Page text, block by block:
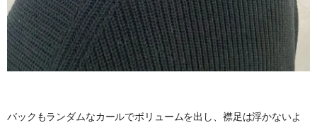
バックもランダムなカールでボリュームを出し、襟足は浮かないよ